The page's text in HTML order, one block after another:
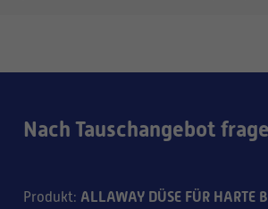
Nach Tauschangebot
Produkt: ALLAWAY DÜSE FÜR HARTE